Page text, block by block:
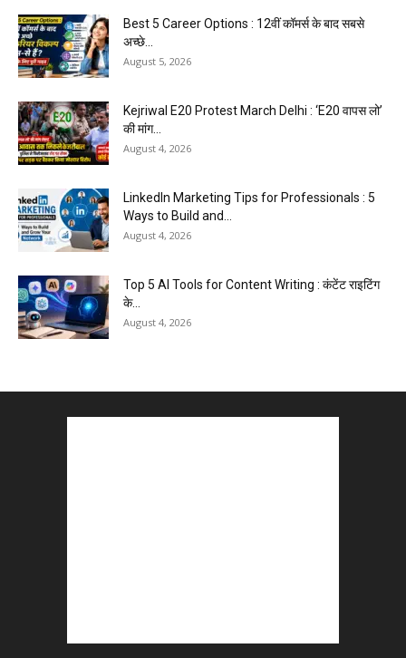
Best 5 Career Options : 12वीं कॉमर्स के बाद सबसे
अच्छे...
August 5, 2026
Kejriwal E20 Protest March Delhi : ‘E20 वापस लो’
की मांग...
August 4, 2026
LinkedIn Marketing Tips for Professionals : 5
Ways to Build and...
August 4, 2026
Top 5 AI Tools for Content Writing : कंटेंट राइटिंग
के...
August 4, 2026